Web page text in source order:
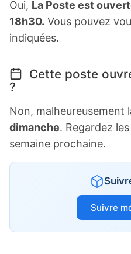
Oui, La Poste est
18h30. Vous pouvez
indiquées.
Cette poste
?
Non, malheureusement
dimanche. Regardez
semaine prochaine.
Suivre